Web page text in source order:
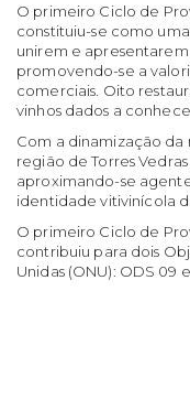
O primeiro Ciclo de
constituiu-se como
unirem e
promovendo-se a
comerciais. Oito
vinhos dados a
Com a dinamização da
região de Torres
aproximando-se
identidade vitivinícola
O primeiro Ciclo de
contribuiu para dois
Unidas (ONU): ODS 09 e